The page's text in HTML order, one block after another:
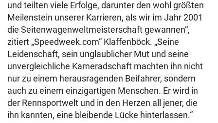
und teilten viele Erfolge, darunter den wohl größten
Meilenstein unserer Karrieren, als wir im Jahr 2001
die Seitenwagenweltmeisterschaft gewannen“,
zitiert „Speedweek.com“ Klaffenböck. „Seine
Leidenschaft, sein unglaublicher Mut und seine
unvergleichliche Kameradschaft machten ihn nicht
nur zu einem herausragenden Beifahrer, sondern
auch zu einem einzigartigen Menschen. Er wird in
der Rennsportwelt und in den Herzen all jener, die
ihn kannten, eine bleibende Lücke hinterlassen.“